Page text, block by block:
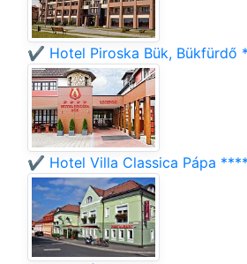
✔️ Hotel Piroska Bük, Bükfürdő
✔️ Hotel Villa Classica Pápa ****